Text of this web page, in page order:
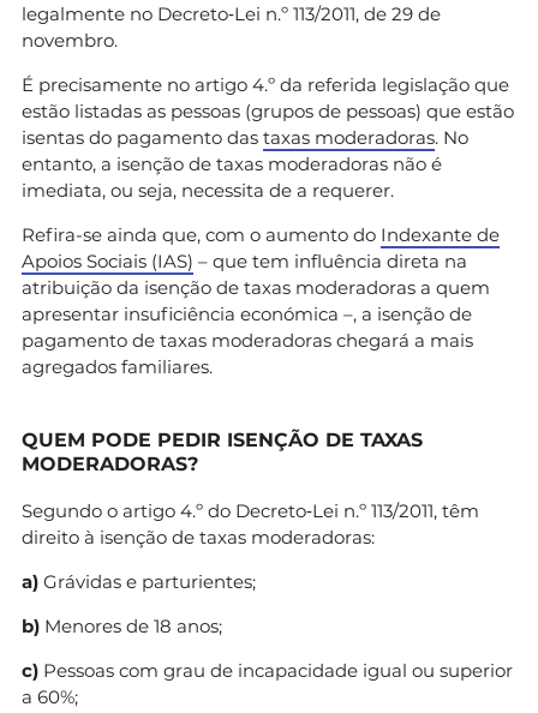
legalmente no Decreto‐Lei n.º 113/2011, de 29 de
novembro.
É precisamente no artigo 4.º da referida legislação que
estão listadas as pessoas (grupos de pessoas) que estão
isentas do pagamento das taxas moderadoras. No
entanto, a isenção de taxas moderadoras não é
imediata, ou seja, necessita de a requerer.
Refira-se ainda que, com o aumento do Indexante de
Apoios Sociais (IAS) – que tem influência direta na
atribuição da isenção de taxas moderadoras a quem
apresentar insuficiência económica –, a isenção de
pagamento de taxas moderadoras chegará a mais
agregados familiares.
QUEM PODE PEDIR ISENÇÃO DE TAXAS
MODERADORAS?
Segundo o artigo 4.º do Decreto‐Lei n.º 113/2011, têm
direito à isenção de taxas moderadoras:
a) Grávidas e parturientes;
b) Menores de 18 anos;
c) Pessoas com grau de incapacidade igual ou superior
a 60%;